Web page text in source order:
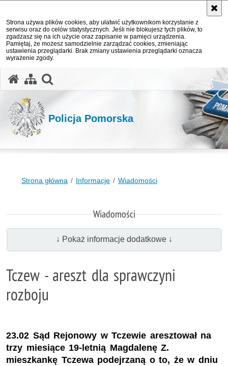
Strona używa plików cookies, aby ułatwić użytkownikom korzystanie z
serwisu oraz do celów statystycznych. Jeśli nie blokujesz tych plików, to
zgadzasz się na ich użycie oraz zapisanie w pamięci urządzenia.
Pamiętaj, że możesz samodzielnie zarządzać cookies, zmieniając
ustawienia przeglądarki. Brak zmiany ustawienia przeglądarki oznacza
wyrażenie zgody.
Policja Pomorska
Strona główna Informacje Wiadomości
Wiadomości
↓ Pokaż informacje dodatkowe ↓
Tczew - areszt dla sprawczyni
rozboju
23.02 Sąd Rejonowy w Tczewie aresztował na
trzy miesiące 19-letnią Magdalenę Z.
mieszkankę Tczewa podejrzaną o to, że w dniu